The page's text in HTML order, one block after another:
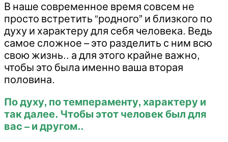
В наше современное время совсем не
просто встретить “родного” и близкого по
духу и характеру для себя человека. Ведь
самое сложное – это разделить с ним всю
свою жизнь.. а для этого крайне важно,
чтобы это была именно ваша вторая
половина.
По духу, по темпераменту, характеру и
так далее. Чтобы этот человек был для
вас – и другом..